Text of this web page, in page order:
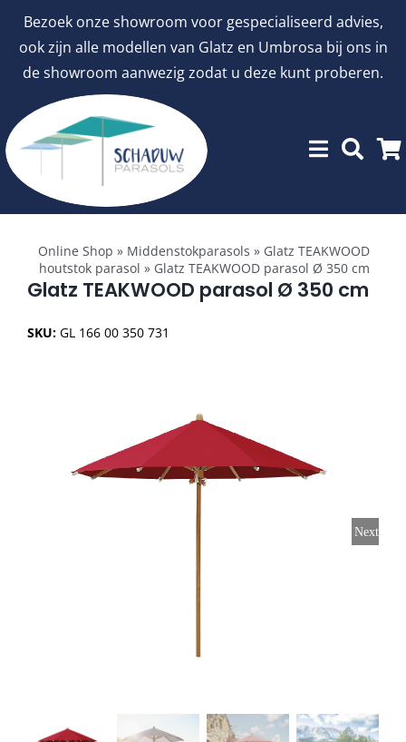
Bezoek onze showroom voor gespecialiseerd advies,
ook zijn alle modellen van Glatz en Umbrosa bij ons in
de showroom aanwezig zodat u deze kunt proberen.
inhoud
Toggle
aanbiedingen
Horeca parasols
Online Shop » Middenstokparasols » Glatz TEAKWOOD
houtstok parasol » Glatz TEAKWOOD parasol Ø 350 cm
Glatz TEAKWOOD parasol Ø 350 cm
SKU: GL 166 00 350 731
Next